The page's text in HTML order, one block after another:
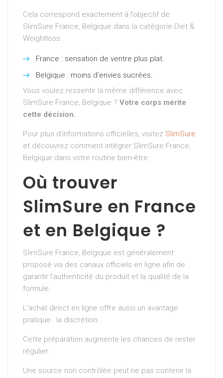
Cela correspond exactement à l’objectif de
SlimSure France, Belgique dans la catégorie Diet &
Weightloss.
France : sensation de ventre plus plat.
Belgique : moins d’envies sucrées.
Vous voulez ressentir la même différence avec
SlimSure France, Belgique ? Votre corps mérite
cette décision.
Pour plus d’informations officielles, visitez SlimSure
et découvrez comment intégrer SlimSure France,
Belgique dans votre routine bien-être.
Où trouver
SlimSure en France
et en Belgique ?
SlimSure France, Belgique est généralement
proposé via des canaux officiels en ligne afin de
garantir l’authenticité du produit et la qualité de la
formule.
L’achat direct en ligne offre aussi un avantage
pratique : la discrétion.
Cette préparation augmente les chances de rester
régulier.
Une source non contrôlée peut ne pas contenir la